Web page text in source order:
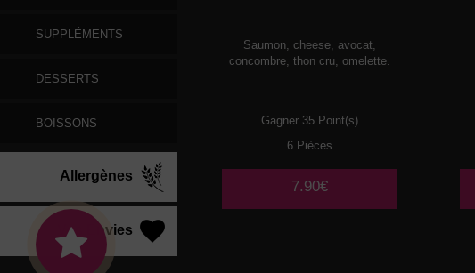
SUPPLÉMENTS
DESSERTS
BOISSONS
Allergènes
Vos Envies
Saumon, cheese, avocat,
concombre, thon cru, omelette.
Gagner 35 Point(s)
6 Pièces
7.90€